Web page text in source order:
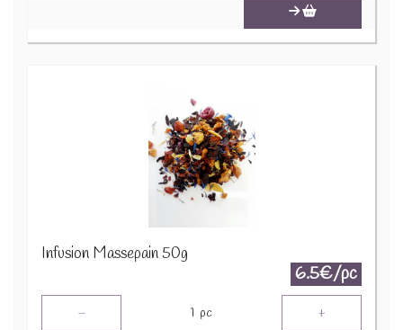
Infusion Massepain 50g
6.5€/pc
- 1 pc +